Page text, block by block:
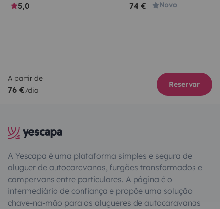
5,0
74 € Novo
A partir de
76 €/dia
Reservar
A Yescapa é uma plataforma simples e segura de
aluguer de autocaravanas, furgões transformados e
campervans entre particulares. A página é o
intermediário de confiança e propõe uma solução
chave-na-mão para os alugueres de autocaravanas